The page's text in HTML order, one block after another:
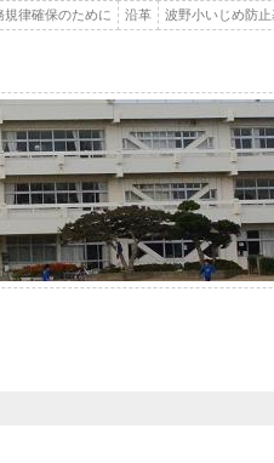
律確保のために 沿革 波野小いじめ防